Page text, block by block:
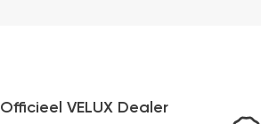
Officieel VELUX Dealer